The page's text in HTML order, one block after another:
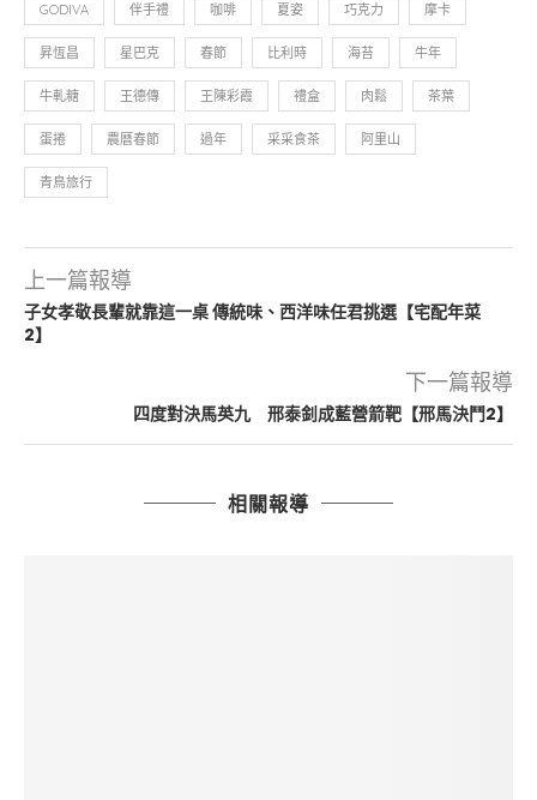
GODIVA 伴手禮 咖啡 夏姿 巧克力 摩卡
昇恆昌 星巴克 春節 比利時 海苔 牛年
牛軋糖 王德傳 王陳彩霞 禮盒 肉鬆 茶葉
蛋捲 農曆春節 過年 采采食茶 阿里山
青鳥旅行
上一篇報導
子女孝敬長輩就靠這一桌 傳統味、西洋味任君挑選【宅配年菜
2】
下一篇報導
四度對決馬英九 邢泰釗成藍營箭靶【邢馬決鬥2】
相關報導